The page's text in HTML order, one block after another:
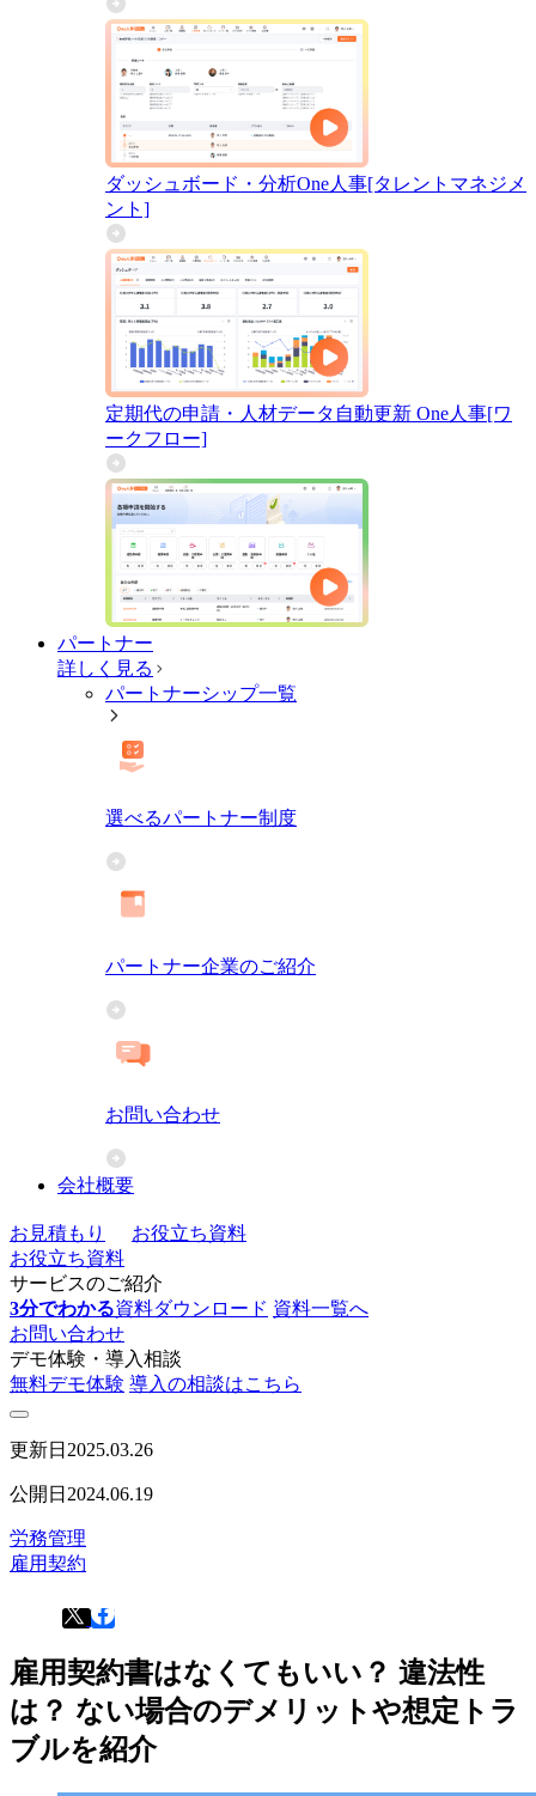
ダッシュボード・分析One人事[タレントマネジメ
ント]
定期代の申請・人材データ自動更新 One人事[ワ
ークフロー]
パートナー
詳しく見る
パートナーシップ一覧
選べるパートナー制度
パートナー企業のご紹介
お問い合わせ
会社概要
お見積もり
お役立ち資料
お役立ち資料
サービスのご紹介
3分でわかる資料ダウンロード 資料一覧へ
お問い合わせ
デモ体験・導入相談
無料デモ体験 導入の相談はこちら
更新日 2025.03.26
公開日 2024.06.19
労務管理
雇用契約
雇用契約書はなくてもいい？ 違法性
は？ ない場合のデメリットや想定トラ
ブルを紹介